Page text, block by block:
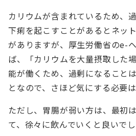
カリウムが含まれているため、
下痢を起こすことがあるとネッ
がありますが、厚生労働省のe-
ば、「カリウムを大量摂取した
能が働くため、過剰になること
となので、さほど気にする必要
ただし、胃腸が弱い方は、最初
て、徐々に飲んでいくと良いでし